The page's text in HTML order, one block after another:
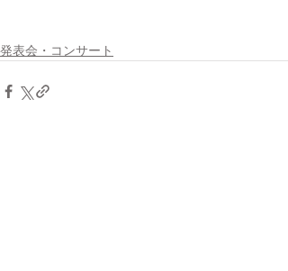
発表会・コンサート